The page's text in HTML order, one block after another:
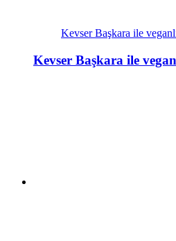
Kevser Başkara ile
Kevser Başkara ile